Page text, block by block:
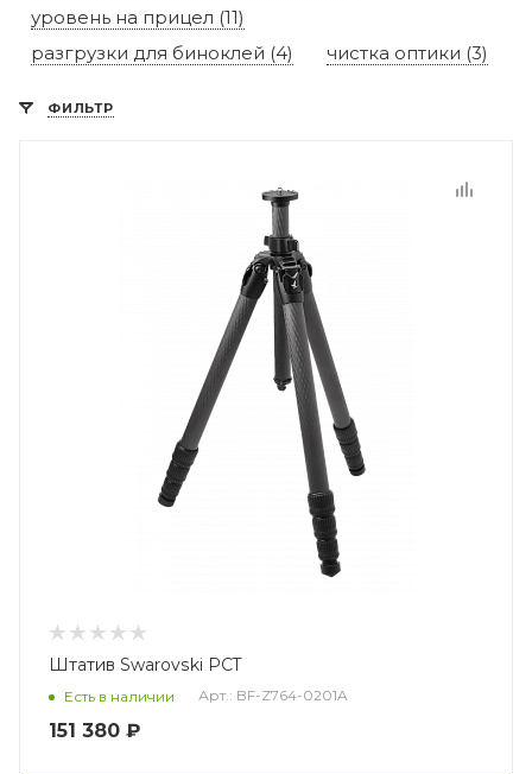
уровень на прицел (11)
разгрузки для биноклей (4)
чистка оптики (3)
ФИЛЬТР
Штатив Swarovski PCT
Есть в наличии Арт.: BF-Z764-0201A
151 380 ₽